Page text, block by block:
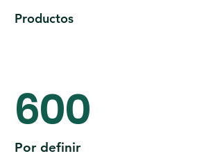
Productos
600
Por definir